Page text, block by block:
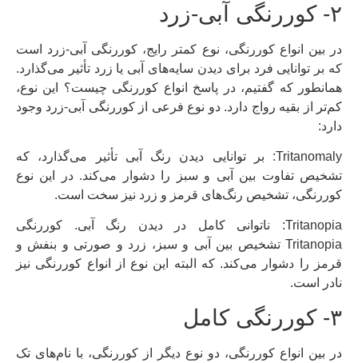
در بین انواع کوررنگی، نوع کمتر رایج، کوررنگی آبی-زرد است
که بر توانایی فرد برای دیدن سایه‌های آبی یا زرد تأثیر می‌گذارد.
همانطور که گفتیم، در پاسخ انواع کوررنگی چیست؟ این نوع،
کم‌تر از بقیه رواج دارد. دو نوع فرعی از کوررنگی آبی-زرد وجود
دارد:
Tritanomaly: بر توانایی دیدن رنگ آبی تأثیر می‌گذارد، که
تشخیص تفاوت بین آبی و سبز را دشوار می‌کند. در این نوع
کوررنگی، تشخیص رنگ‌های قرمز و زرد نیز سخت است.
Tritanopia: ناتوانی کامل در دیدن رنگ آبی. کوررنگی
Tritanopia تشخیص بین آبی و سبز، زرد و صورتی و بنفش و
قرمز را دشوار می‌کند. که البته این نوع از انواع کوررنگی نیز
نادر است.
در بین انواع کوررنگی، دو نوع دیگر از کوررنگی، با نام‌های تک